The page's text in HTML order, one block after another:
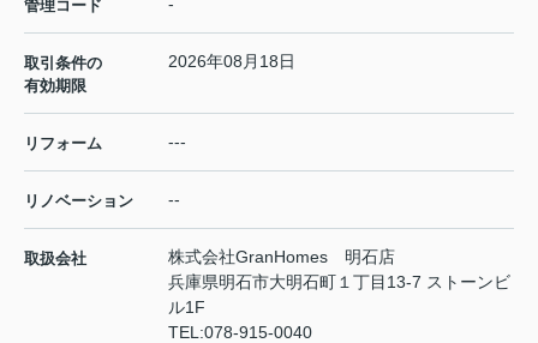
管理コード
取引条件の
有効期限
2026年08月18日
リフォーム ---
リノベーション --
取扱会社
株式会社GranHomes 明石店
兵庫県明石市大明石町１丁目13-7 ストーンビ
ル1F
TEL:078-915-0040